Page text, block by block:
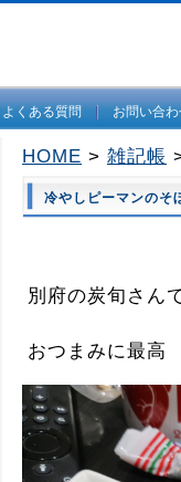
よくある質問 お問い合
HOME > 雑記帳
冷やしピーマンのそ
別府の炭旬さん
おつまみに最高